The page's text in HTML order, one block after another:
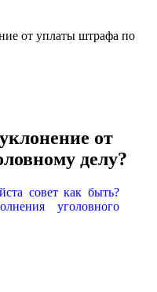
от уплаты штрафа по
от
делу?
совет как быть?
уголовного